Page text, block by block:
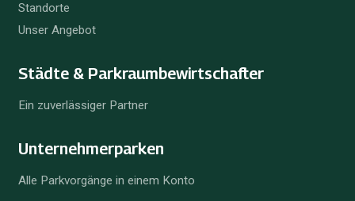
Standorte
Unser Angebot
Städte & Parkraum­bewirtschafter
Ein zuverlässiger Partner
Unternehmer­parken
Alle Parkvorgänge in einem Konto